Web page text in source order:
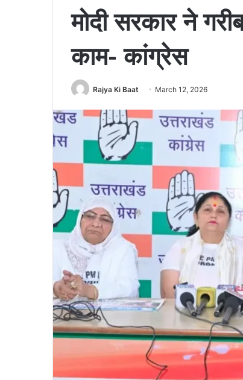
मोदी सरकार ने
काम- कांग्रेस
Rajya Ki Baat March 12, 2026